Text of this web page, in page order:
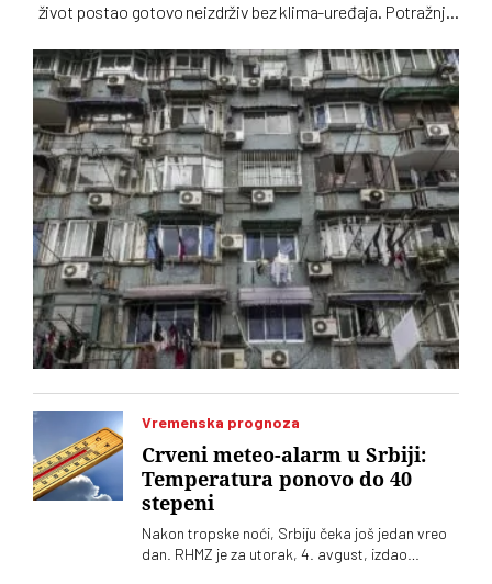
život postao gotovo neizdrživ bez klima-uređaja. Potražnja
pravi? Na šta treba obratiti pažnju?
Vremenska prognoza
Crveni meteo-alarm u Srbiji:
Temperatura ponovo do 40
stepeni
Nakon tropske noći, Srbiju čeka još jedan vreo
dan. RHMZ je za utorak, 4. avgust, izdao